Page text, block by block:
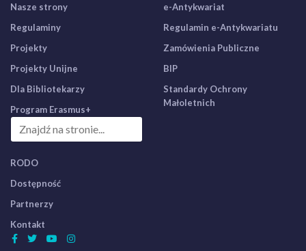
Nasze strony
Regulaminy
Projekty
Projekty Unijne
Dla Bibliotekarzy
Program Erasmus+
e-Antykwariat
Regulamin e-Antykwariatu
Zamówienia Publiczne
BIP
Standardy Ochrony
Małoletnich
RODO
Dostępność
Partnerzy
Kontakt